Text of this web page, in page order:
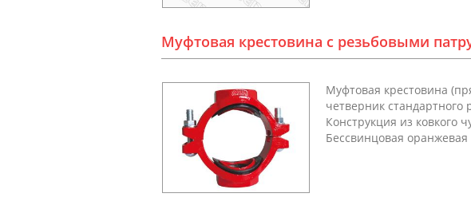
Муфтовая крестовина с резьбовыми
Муфтовая крестовина
четверник стандартного
Конструкция из ковкого
Бессвинцовая оранжевая